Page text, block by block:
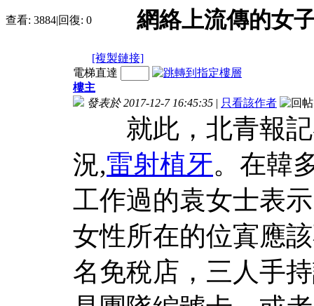
查看: 3884|回復: 0 網絡上流傳的女子
[複製鏈接]
電梯直達
樓主
發表於 2017-12-7 16:45:35 | 只看該作者
就此，北青報記
況,雷射植牙。在韓
工作過的袁女士表
女性所在的位寘應
名免稅店，三人手